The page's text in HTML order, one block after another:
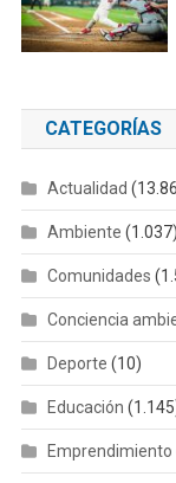
CATEGORÍAS
Actualidad
Ambiente (1.037)
Comunidades
Conciencia
Deporte (10)
Educación
Emprendimiento